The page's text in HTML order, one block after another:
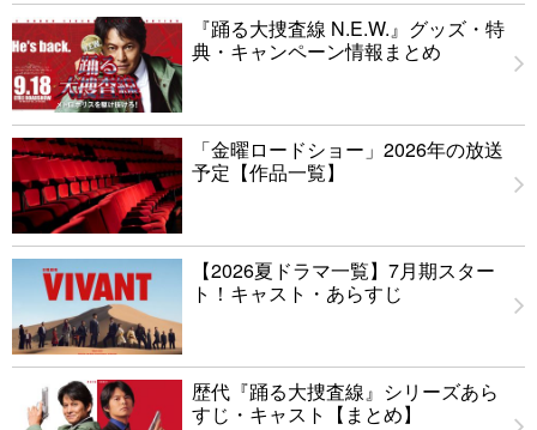
『踊る大捜査線 N.E.W.』グッズ・特
典・キャンペーン情報まとめ
「金曜ロードショー」2026年の放送
予定【作品一覧】
【2026夏ドラマ一覧】7月期スター
ト！キャスト・あらすじ
歴代『踊る大捜査線』シリーズあら
すじ・キャスト【まとめ】